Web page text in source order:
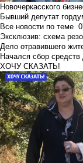
Новочеркасского
Бывший депутат
Все новости по теме
Эксклюзив: схема
Дело отравившего
Начался сбор
ХОЧУ СКАЗАТЬ!